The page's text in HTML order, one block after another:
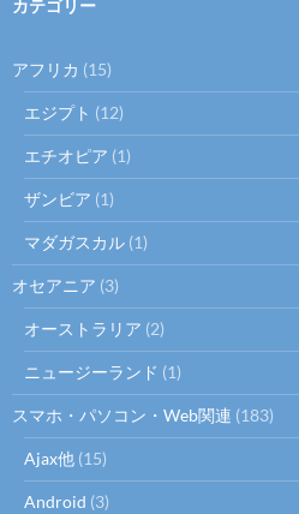
シ
ョ
ン
カテゴリー
アフリカ (15)
エジプト (12)
エチオピア (1)
ザンビア (1)
マダガスカル (1)
オセアニア (3)
オーストラリア (2)
ニュージーランド (1)
スマホ・パソコン・Web関連 (183)
Ajax他 (15)
Android (3)